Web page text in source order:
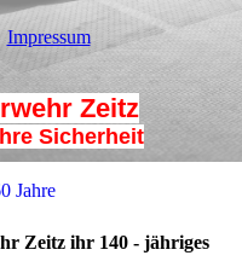
Impressum
Zeitz
Sicherheit
Jahre
Zeitz ihr 140 - jähriges